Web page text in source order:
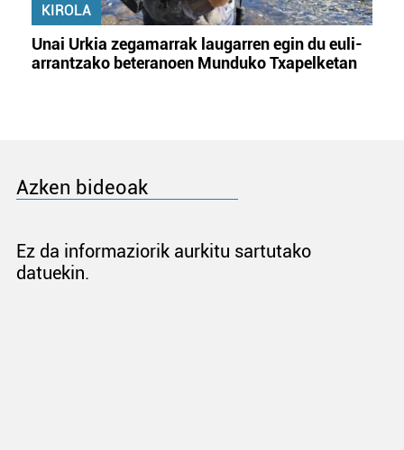
KIROLA
Unai Urkia zegamarrak laugarren egin du euli-
arrantzako beteranoen Munduko Txapelketan
Azken bideoak
Ez da informaziorik aurkitu sartutako
datuekin.